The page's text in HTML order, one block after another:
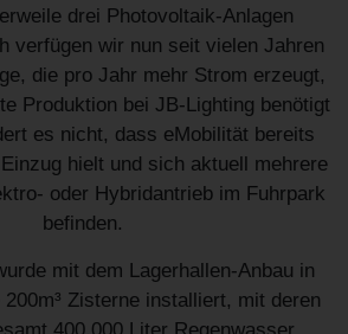
drei Photovoltaik-Anlagen
verfügen wir nun seit vielen Jahren
die pro Jahr mehr Strom erzeugt,
Produktion bei JB-Lighting benötigt
es nicht, dass eMobilität bereits
hielt und sich aktuell mehrere
oder Hybridantrieb im Fuhrpark
befinden.
mit dem Lagerhallen-Anbau in
Zisterne installiert, mit deren